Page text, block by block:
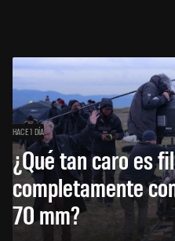
HACE 1 DÍA
¿Qué tan caro es
completamente
70 mm?